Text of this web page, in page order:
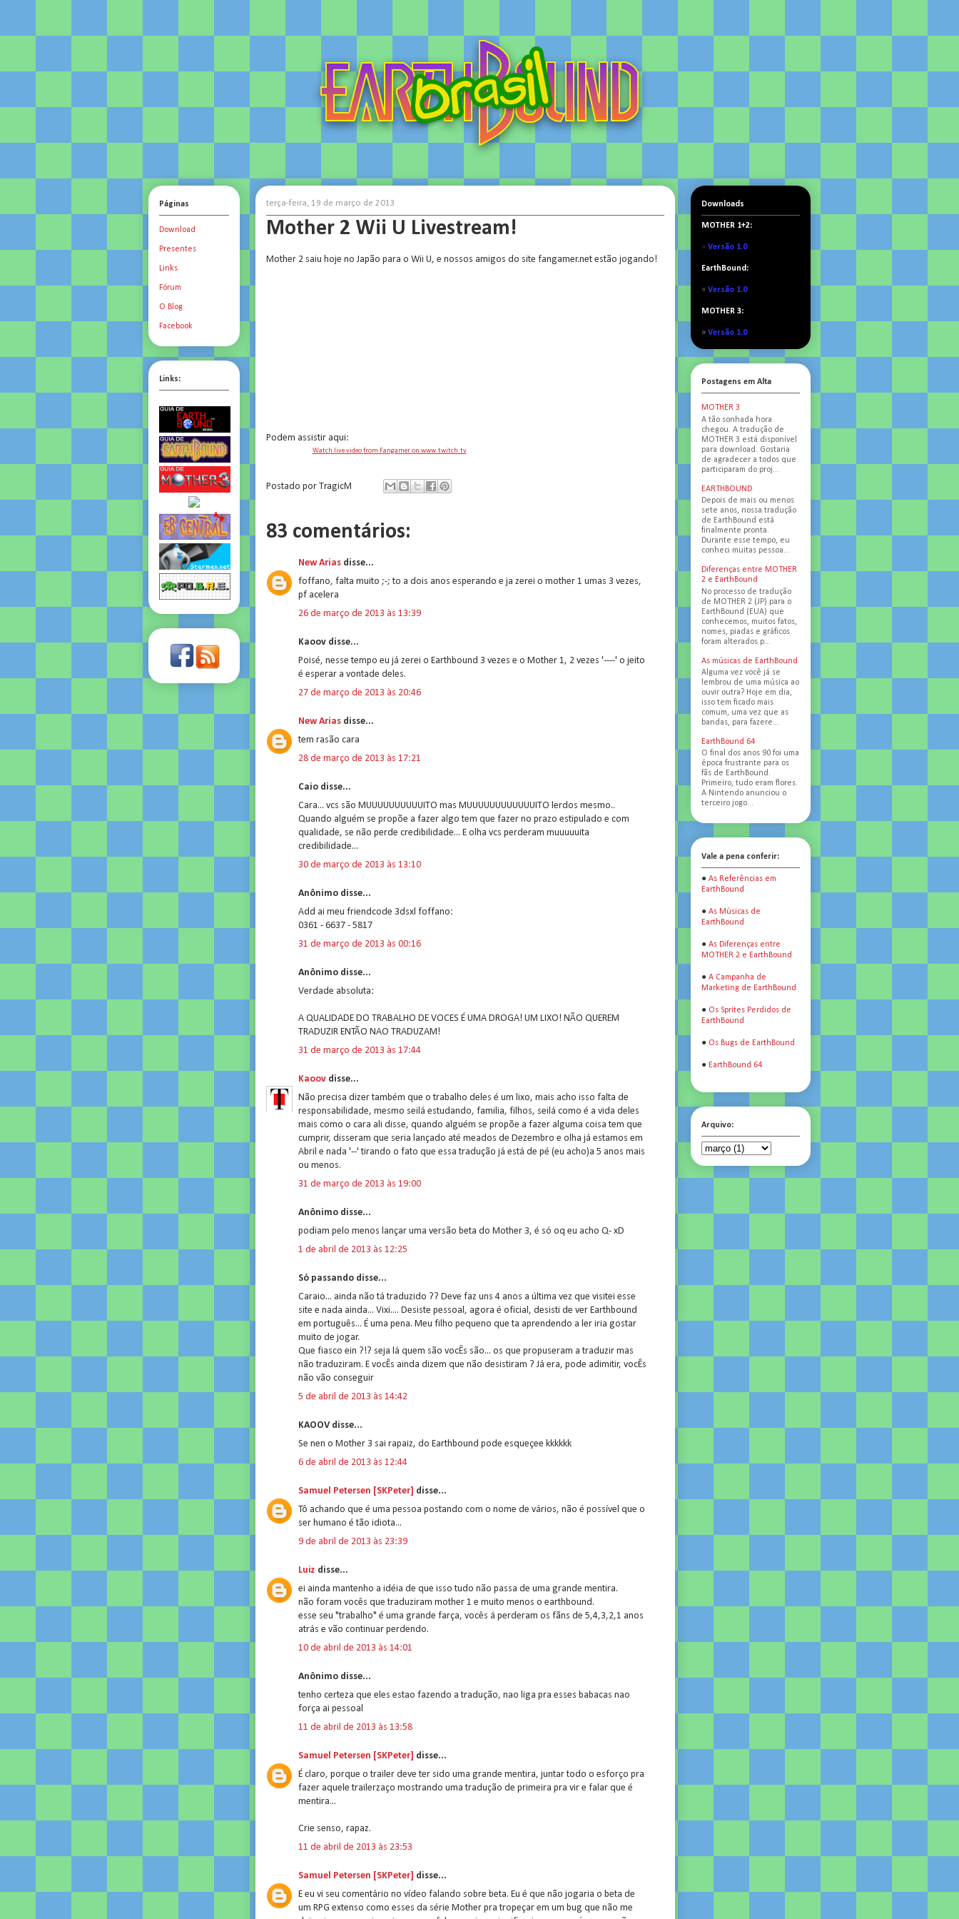
terça-feira, 19 de março de 2013
Mother 2 Wii U Livestream!
Mother 2 saiu hoje no Japão para o Wii U, e nossos amigos do site fangamer.net estão jogando!
Podem assistir aqui:
Watch live video from Fangamer on www.twitch.tv
Postado por TragicM
83 comentários:
New Arias disse...
foffano, falta muito ;-; to a dois anos esperando e ja zerei o mother 1 umas 3 vezes,
pf acelera
26 de março de 2013 às 13:39
Kaoov disse...
Poisé, nesse tempo eu já zerei o Earthbound 3 vezes e o Mother 1, 2 vezes '----' o jeito
é esperar a vontade deles.
27 de março de 2013 às 20:46
New Arias disse...
tem rasão cara
28 de março de 2013 às 17:21
Caio disse...
Cara... vcs são MUUUUUUUUUUITO mas MUUUUUUUUUUUUITO lerdos mesmo..
Quando alguém se propõe a fazer algo tem que fazer no prazo estipulado e com
qualidade, se não perde credibilidade... E olha vcs perderam muuuuuita
credibilidade...
30 de março de 2013 às 13:10
Anônimo disse...
Add ai meu friendcode 3dsxl foffano:
0361 - 6637 - 5817
31 de março de 2013 às 00:16
Anônimo disse...
Verdade absoluta:
A QUALIDADE DO TRABALHO DE VOCES É UMA DROGA! UM LIXO! NÃO QUEREM
TRADUZIR ENTÃO NAO TRADUZAM!
31 de março de 2013 às 17:44
Kaoov disse...
Não precisa dizer também que o trabalho deles é um lixo, mais acho isso falta de
responsabilidade, mesmo seilá estudando, familia, filhos, seilá como é a vida deles
mais como o cara ali disse, quando alguém se propõe a fazer alguma coisa tem que
cumprir, disseram que seria lançado até meados de Dezembro e olha já estamos em
Abril e nada '--' tirando o fato que essa tradução já está de pé (eu acho)a 5 anos mais
ou menos.
31 de março de 2013 às 19:00
Anônimo disse...
podiam pelo menos lançar uma versão beta do Mother 3, é só oq eu acho Q- xD
1 de abril de 2013 às 12:25
Só passando disse...
Caraio... ainda não tá traduzido ?? Deve faz uns 4 anos a última vez que visitei esse
site e nada ainda... Vixi.... Desiste pessoal, agora é oficial, desisti de ver Earthbound
em português... É uma pena. Meu filho pequeno que ta aprendendo a ler iria gostar
muito de jogar.
Que fiasco ein ?!? seja lá quem são vocÊs são... os que propuseram a traduzir mas
não traduziram. E vocÊs ainda dizem que não desistiram ? Já era, pode adimitir, vocÊs
não vão conseguir
5 de abril de 2013 às 14:42
KAOOV disse...
Se nen o Mother 3 sai rapaiz, do Earthbound pode esqueçee kkkkkk
6 de abril de 2013 às 12:44
Samuel Petersen [SKPeter] disse...
Tô achando que é uma pessoa postando com o nome de vários, não é possível que o
ser humano é tão idiota...
9 de abril de 2013 às 23:39
Luiz disse...
ei ainda mantenho a idéia de que isso tudo não passa de uma grande mentira.
não foram vocês que traduziram mother 1 e muito menos o earthbound.
esse seu "trabalho" é uma grande farça, vocês á perderam os fãns de 5,4,3,2,1 anos
atrás e vão continuar perdendo.
10 de abril de 2013 às 14:01
Anônimo disse...
tenho certeza que eles estao fazendo a tradução, nao liga pra esses babacas nao
força ai pessoal
11 de abril de 2013 às 13:58
Samuel Petersen [SKPeter] disse...
É claro, porque o trailer deve ter sido uma grande mentira, juntar todo o esforço pra
fazer aquele trailerzaço mostrando uma tradução de primeira pra vir e falar que é
mentira...
Crie senso, rapaz.
11 de abril de 2013 às 23:53
Samuel Petersen [SKPeter] disse...
E eu vi seu comentário no vídeo falando sobre beta. Eu é que não jogaria o beta de
um RPG extenso como esses da série Mother pra tropeçar em um bug que não me
Páginas
Download
Presentes
Links
Fórum
O Blog
Facebook
Links:
Downloads
MOTHER 1+2:
» Versão 1.0
EarthBound:
» Versão 1.0
MOTHER 3:
» Versão 1.0
Postagens em Alta
MOTHER 3
A tão sonhada hora
chegou. A tradução de
MOTHER 3 está disponível
para download. Gostaria
de agradecer a todos que
participaram do proj...
EARTHBOUND
Depois de mais ou menos
sete anos, nossa tradução
de EarthBound está
finalmente pronta.
Durante esse tempo, eu
conheci muitas pessoa...
Diferenças entre MOTHER
2 e EarthBound
No processo de tradução
de MOTHER 2 (JP) para o
EarthBound (EUA) que
conhecemos, muitos fatos,
nomes, piadas e gráficos
foram alterados p...
As músicas de EarthBound
Alguma vez você já se
lembrou de uma música ao
ouvir outra? Hoje em dia,
isso tem ficado mais
comum, uma vez que as
bandas, para fazere...
EarthBound 64
O final dos anos 90 foi uma
época frustrante para os
fãs de EarthBound.
Primeiro, tudo eram flores.
A Nintendo anunciou o
terceiro jogo...
Vale a pena conferir:
● As Referências em
EarthBound
● As Músicas de
EarthBound
● As Diferenças entre
MOTHER 2 e EarthBound
● A Campanha de
Marketing de EarthBound
● Os Sprites Perdidos de
EarthBound
● Os Bugs de EarthBound
● EarthBound 64
Arquivo: